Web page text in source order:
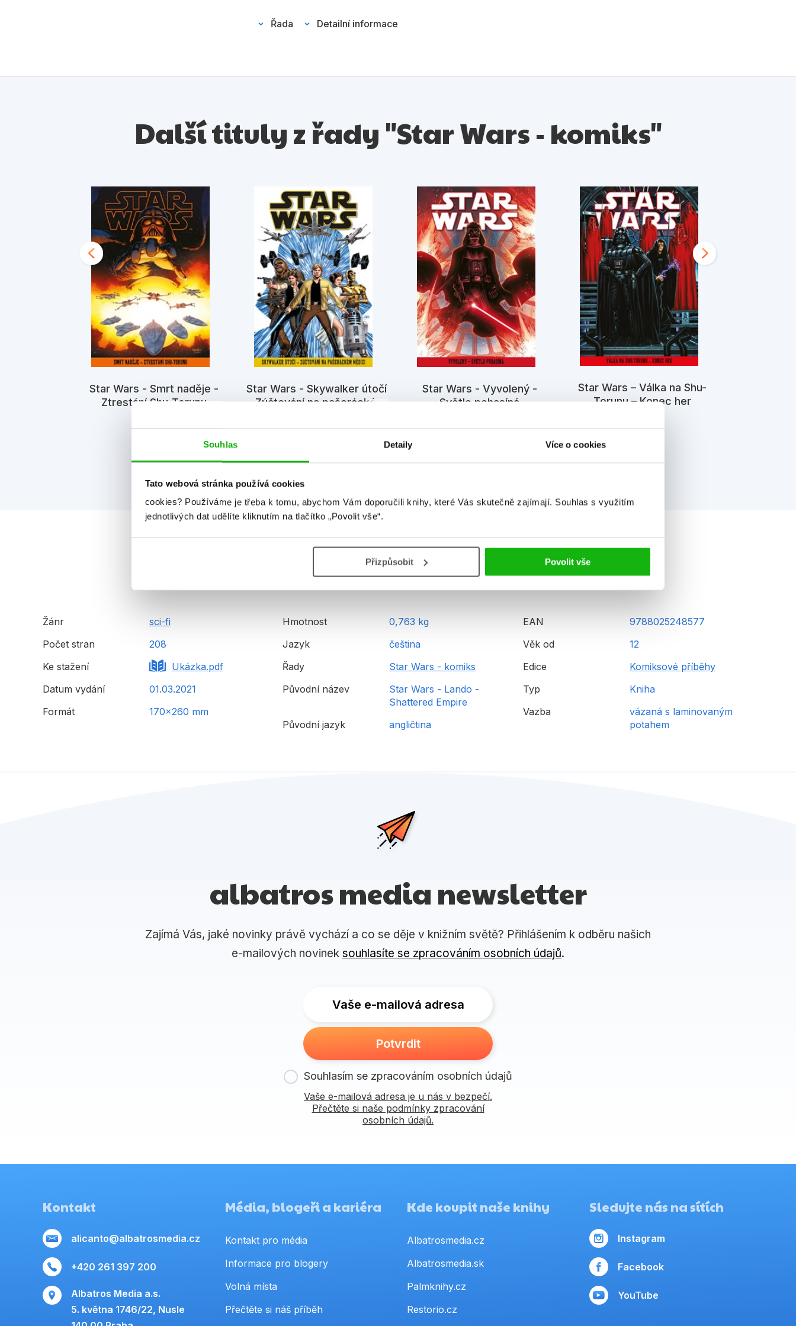
Souhlas Detaily Více o cookies
Tato webová stránka používá cookies
cookies? Používáme je třeba k tomu, abychom Vám doporučili knihy, které Vás skutečně zajímají. Souhlas s využitím
jednotlivých dat udělíte kliknutím na tlačítko „Povolit vše“.
Přizpůsobit Povolit vše
Řada Detailní informace
Další tituly z řady "Star Wars - komiks"
Star Wars - Smrt naděje -
Ztrestání Shu-Torunu
Star Wars - Skywalker útočí
- Zúčtování na pašeráckém
Star Wars - Vyvolený -
Světlo pohasíná
Star Wars – Válka na Shu-
Torunu – Konec her
Detailní informace
Žánr
sci-fi
Počet stran
208
Ke stažení
Ukázka.pdf
Datum vydání
01.03.2021
Formát
170x260 mm
Hmotnost
0,763 kg
Jazyk
čeština
Řady
Star Wars - komiks
Původní název
Star Wars - Lando -
Shattered Empire
Původní jazyk
angličtina
EAN
9788025248577
Věk od
12
Edice
Komiksové příběhy
Typ
Kniha
Vazba
vázaná s laminovaným
potahem
albatros media newsletter
Zajímá Vás, jaké novinky právě vychází a co se děje v knižním světě? Přihlášením k odběru našich
e-mailových novinek souhlasíte se zpracováním osobních údajů.
Vaše e-mailová adresa
Potvrdit
Souhlasím se zpracováním osobních údajů
Vaše e-mailová adresa je u nás v bezpečí.
Přečtěte si naše podmínky zpracování
osobních údajů.
Kontakt
alicanto@albatrosmedia.cz
+420 261 397 200
Albatros Media a.s.
5. května 1746/22, Nusle
Média, blogeři a kariéra
Kontakt pro média
Informace pro blogery
Volná místa
Přečtěte si náš příběh
Kde koupit naše knihy
Albatrosmedia.cz
Albatrosmedia.sk
Palmknihy.cz
Restorio.cz
Sledujte nás na sítích
Instagram
Facebook
YouTube